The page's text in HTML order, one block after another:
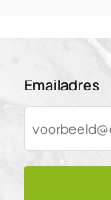
Emailadres